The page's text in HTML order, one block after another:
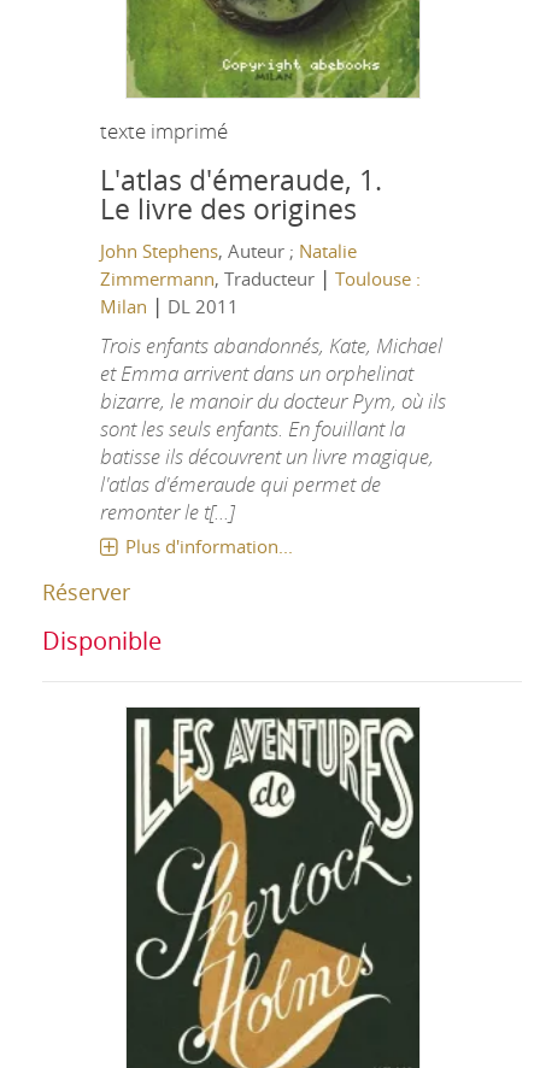
texte imprimé
L'atlas d'émeraude, 1.
Le livre des origines
John Stephens, Auteur ; Natalie
Zimmermann, Traducteur | Toulouse :
Milan | DL 2011
Trois enfants abandonnés, Kate, Michael
et Emma arrivent dans un orphelinat
bizarre, le manoir du docteur Pym, où ils
sont les seuls enfants. En fouillant la
batisse ils découvrent un livre magique,
l'atlas d'émeraude qui permet de
remonter le t[...]
Plus d'information...
Réserver
Disponible